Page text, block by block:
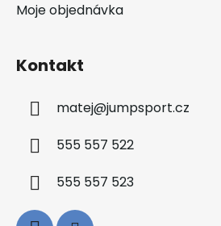
Moje objednávka
Kontakt
matej@jumpsport.cz
555 557 522
555 557 523